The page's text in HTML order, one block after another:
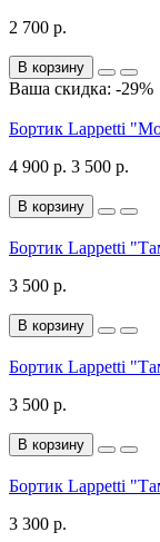
2 700 р.
В корзину
Ваша скидка: -29%
Бортик Lappetti
4 900 р. 3 500 р.
В корзину
Бортик Lappetti
3 500 р.
В корзину
Бортик Lappetti
3 500 р.
В корзину
Бортик Lappetti
3 300 р.